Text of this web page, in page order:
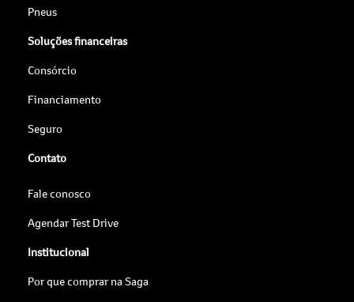
Pneus
Soluções financeiras
Consórcio
Financiamento
Seguro
Contato
Fale conosco
Agendar Test Drive
Institucional
Por que comprar na Saga